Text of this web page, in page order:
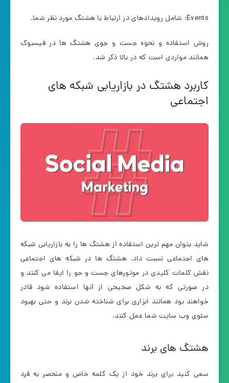
Events: شامل رویدادهای در ارتباط با هشتگ مورد نظر شما.
روش استفاده و نحوه جست و جوی هشتگ ها در فیسبوک
همانند مواردی است که در بالا ذکر شد.
کاربرد هشتگ در بازاریابی شبکه های
اجتماعی
شاید بتوان مهم ترین استفاده از هشتگ ها را به بازاریابی شبکه
های اجتماعی نسبت داد. هشتگ ها در شبکه های اجتماعی
نقش کلمات کلیدی در موتورهای جست و جو را ایفا می کنند و
در صورتی که به شکل صحیحی از آنها استفاده شود قادر
خواهند بود همانند ابزاری برای شناخته شدن برند و حتی بهبود
سئوی وب سایت شما عمل کنند.
هشتگ های برند
سعی کنید برای برند خود از یک کلمه خاص و منحصر به فرد